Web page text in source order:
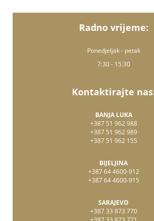
Radno vrijeme:
Ponedjeljak - petak
7:30 - 15:30
Kontaktirajte
BANJA LUKA
+387 51 962 988
+387 51 962 989
+387 51 962 155
BIJELJINA
+387 64 4600-912
+387 64 4600-915
SARAJEVO
+387 33 873 770